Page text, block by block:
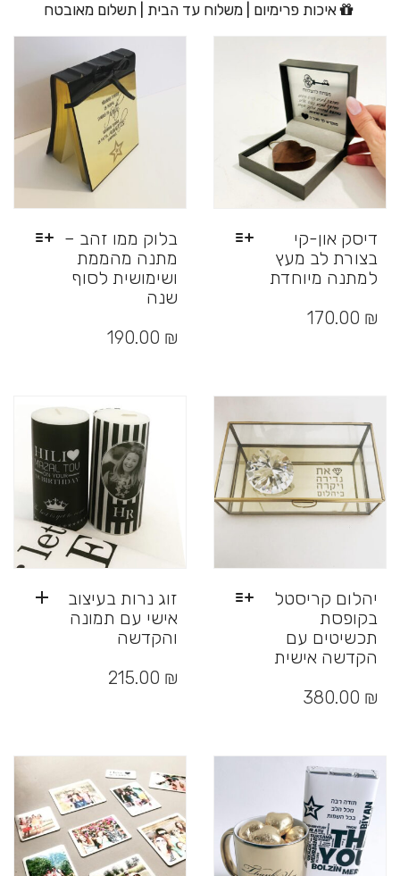
איכות פרימיום | משלוח עד הבית | תשלום מאובטח
בלוק ממו זהב –
מתנה מהממת
ושימושית לסוף
שנה
זה
לבחור
האפשרויות
190.00 ₪
דיסק און-קי
בצורת לב מעץ
למתנה מיוחדת
זה
את
האפשרויות
בעמוד
המוצר
170.00 ₪
זוג נרות בעיצוב
אישי עם תמונה
והקדשה
215.00 ₪
יהלום קריסטל
בקופסת
תכשיטים עם
הקדשה אישית
זה
לבחור
את
האפשרויות
בעמוד
המוצר
380.00 ₪